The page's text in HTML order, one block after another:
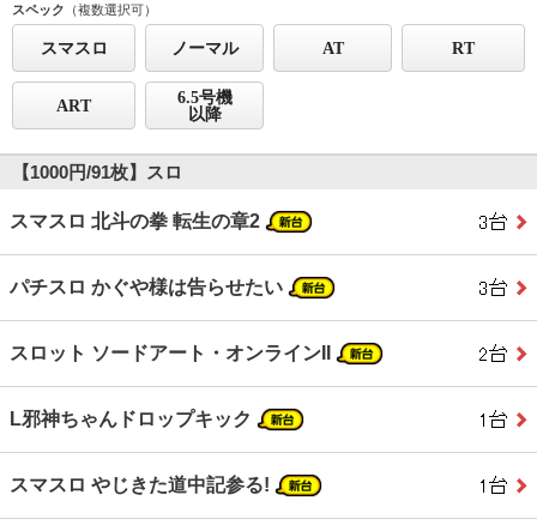
スペック （複数選択可）
スマスロ ノーマル AT RT
ART
6.5号機
以降
【1000円/91枚】スロ
スマスロ 北斗の拳 転生の章2
パチスロ かぐや様は告らせたい
スロット ソードアート・オンラインII
L邪神ちゃんドロップキック
スマスロ やじきた道中記参る!